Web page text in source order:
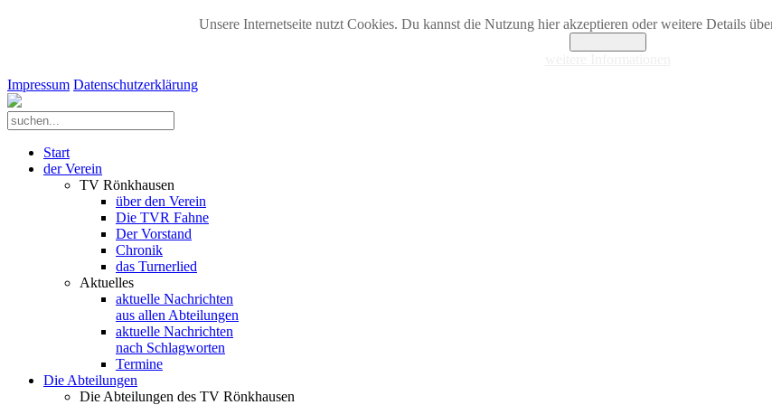
Unsere Internetseite nutzt Cookies. Du kannst die Nutzung hier akzeptieren oder weitere Details
Impressum Datenschutzerklärung
Start
der Verein
TV Rönkhausen
über den Verein
Die TVR Fahne
Der Vorstand
Chronik
das Turnerlied
Aktuelles
aktuelle Nachrichten
aus allen Abteilungen
aktuelle Nachrichten
nach Schlagworten
Termine
Die Abteilungen
Die Abteilungen des TV Rönkhausen